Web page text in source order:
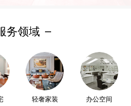
务领域
轻奢家装 办公空间